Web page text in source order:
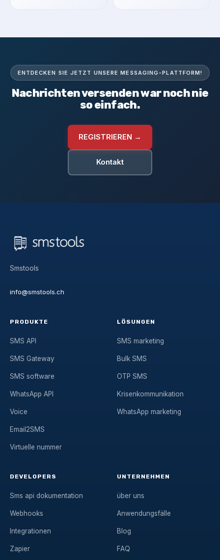
ENTDECKEN SIE JETZT UNSERE MESSAGING-PLATTFORM!
Nachrichten versenden war noch nie
so einfach.
REGISTRIEREN →
Kontakt
Smstools
info@smstools.ch
PRODUKTE
SMS API
SMS Gateway
SMS software
WhatsApp API
Voice
Email2SMS
Virtuelle nummer
LÖSUNGEN
SMS marketing
Bulk SMS
OTP SMS
Krisenkommunikation
WhatsApp marketing
DEVELOPERS
Sms api dokumentation
Webhooks
Integrationen
Zapier
UNTERNEHMEN
über uns
Anwendungsfälle
Blog
FAQ